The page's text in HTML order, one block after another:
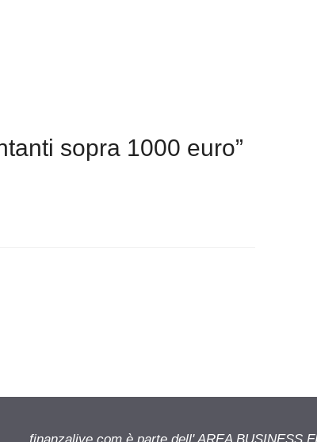
sopra 1000 euro”
finanzalive.com è parte dell' AREA BUSINESS